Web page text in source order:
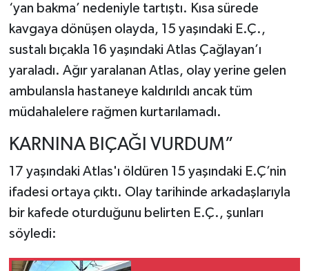
‘yan bakma’ nedeniyle tartıştı. Kısa sürede
kavgaya dönüşen olayda, 15 yaşındaki E.Ç.,
sustalı bıçakla 16 yaşındaki Atlas Çağlayan’ı
yaraladı. Ağır yaralanan Atlas, olay yerine gelen
ambulansla hastaneye kaldırıldı ancak tüm
müdahalelere rağmen kurtarılamadı.
KARNINA BIÇAĞI VURDUM”
17 yaşındaki Atlas'ı öldüren 15 yaşındaki E.Ç’nin
ifadesi ortaya çıktı. Olay tarihinde arkadaşlarıyla
bir kafede oturduğunu belirten E.Ç., şunları
söyledi: